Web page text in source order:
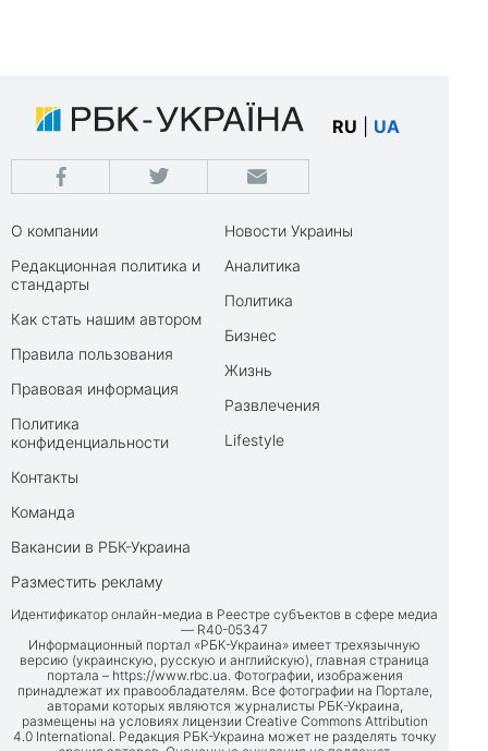
RU UA
О компании
Редакционная политика и
стандарты
Как стать нашим автором
Правила пользования
Правовая информация
Политика
конфиденциальности
Контакты
Команда
Вакансии в РБК-Украина
Разместить рекламу
Новости Украины
Аналитика
Политика
Бизнес
Жизнь
Развлечения
Lifestyle
Идентификатор онлайн-медиа в Реестре субъектов в сфере медиа
— R40-05347
Информационный портал «РБК-Украина» имеет трехязычную
версию (украинскую, русскую и английскую), главная страница
портала – https://www.rbc.ua. Фотографии, изображения
принадлежат их правообладателям. Все фотографии на Портале,
авторами которых являются журналисты РБК-Украина,
размещены на условиях лицензии Creative Commons Attribution
4.0 International. Редакция РБК-Украина может не разделять точку